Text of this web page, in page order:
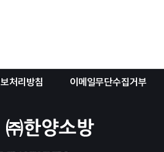
처리방침 이메일무단수집거부